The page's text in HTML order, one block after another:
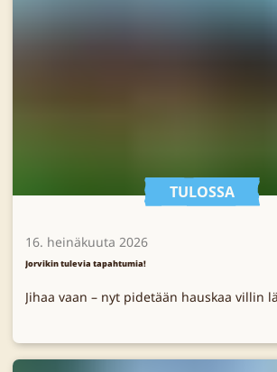
TULOSSA
16. heinäkuuta 2026
Jorvikin tulevia tapahtumia!
Jihaa vaan – nyt pidetään hauskaa villin